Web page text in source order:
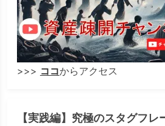
>>> ココからアクセス
【実践編】究極のスタグフレ